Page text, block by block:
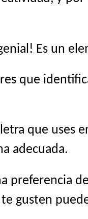
Es un
que
que uses
adecuada.
preferencia
gusten